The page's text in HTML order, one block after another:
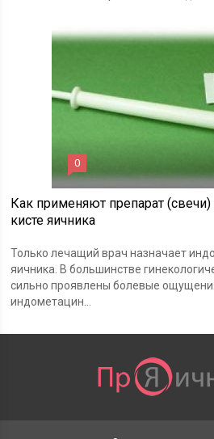
0
Как применяют препарат
кисте яичника
Только лечащий врач назначает
яичника. В большинстве
сильно проявлены болевые
индометацин...